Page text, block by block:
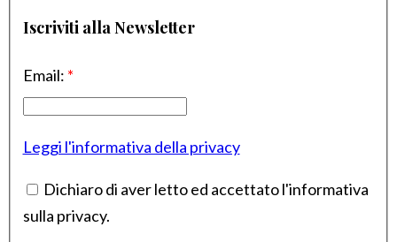
Iscriviti alla Newsletter
Email: *
Leggi l'informativa della privacy
Dichiaro di aver letto ed accettato l'informativa
sulla privacy.